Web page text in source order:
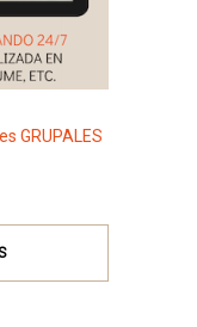
GRUPALES